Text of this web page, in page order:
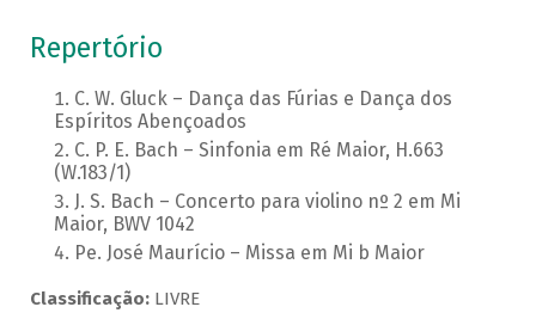
Repertório
C. W. Gluck – Dança das Fúrias e Dança dos
Espíritos Abençoados
C. P. E. Bach – Sinfonia em Ré Maior, H.663
(W.183/1)
J. S. Bach – Concerto para violino nº 2 em Mi
Maior, BWV 1042
Pe. José Maurício – Missa em Mi b Maior
Classificação:LIVRE